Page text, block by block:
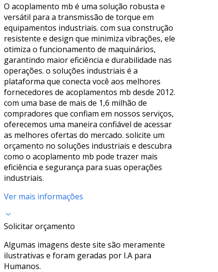
O acoplamento mb é uma solução robusta e
versátil para a transmissão de torque em
equipamentos industriais. com sua construção
resistente e design que minimiza vibrações, ele
otimiza o funcionamento de maquinários,
garantindo maior eficiência e durabilidade nas
operações. o soluções industriais é a
plataforma que conecta você aos melhores
fornecedores de acoplamentos mb desde 2012.
com uma base de mais de 1,6 milhão de
compradores que confiam em nossos serviços,
oferecemos uma maneira confiável de acessar
as melhores ofertas do mercado. solicite um
orçamento no soluções industriais e descubra
como o acoplamento mb pode trazer mais
eficiência e segurança para suas operações
industriais.
Ver mais informações
Solicitar orçamento
Algumas imagens deste site são meramente
ilustrativas e foram geradas por I.A para
Humanos.